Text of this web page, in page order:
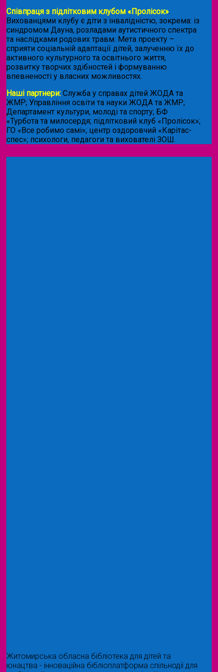
Співпраця з підлітковим клубом «Пролісок».
Вихованцями клубу є діти з інвалідністю, зокрема: із
синдромом Дауна, розладами аутистичного спектра
та наслідками родових травм. Мета проекту –
сприяти соціальній адаптації дітей, залученню їх до
активного культурного та освітнього життя,
розвитку творчих здібностей і формуванню
впевненості у власних можливостях.
Наші партнери: Служба у справах дітей ЖОДА та
ЖМР; Управління освіти та науки ЖОДА та ЖМР;
Департамент культури, молоді та спорту; БФ
«Турбота та милосердя; підлітковий клуб «Пролісок»;
ГО «Все робимо самі»; центр оздоровчий «Карітас-
спес»; психологи, педагоги та вихователі ЗОШ.
Житомирська обласна бібліотека для дітей та
юнацтва - інноваційна бібліоплатформа спільнодії для